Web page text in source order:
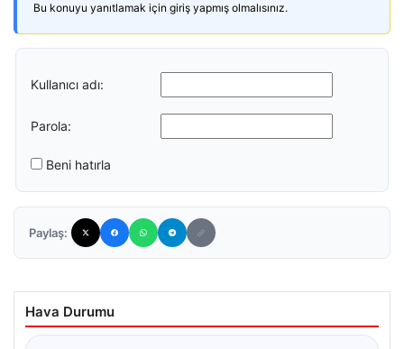
Bu konuyu yanıtlamak için giriş yapmış olmalısınız.
Kullanıcı adı:
Parola:
Beni hatırla
Paylaş:
Hava Durumu